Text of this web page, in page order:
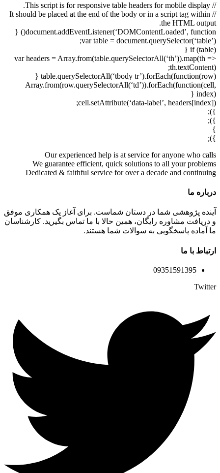
// This script is for responsive table headers for mobile display.
// It should be placed at the end of the body or in a script tag within
the HTML output.
document.addEventListener(‘DOMContentLoaded’, function() {
var table = document.querySelector(‘table’);
if (table) {
var headers = Array.from(table.querySelectorAll(‘th’)).map(th =>
th.textContent);
table.querySelectorAll(‘tbody tr’).forEach(function(row) {
Array.from(row.querySelectorAll(‘td’)).forEach(function(cell,
index) {
cell.setAttribute(‘data-label’, headers[index]);
});
});
}
});
Our experienced help is at service for anyone who calls
We guarantee efficient, quick solutions to all your problems
Dedicated & faithful service for over a decade and continuing
درباره ما
آینده پژوهشی شما در دستان شماست. برای آغاز یک همکاری موفق
و دریافت مشاوره رایگان، همین حالا با ما تماس بگیرید. کارشناسان
ما آماده پاسخگویی به سوالات شما هستند.
ارتباط با ما
09351591395
Twitter